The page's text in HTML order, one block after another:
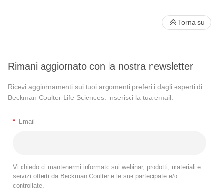
Rimani aggiornato con la nostra newsletter
Ricevi aggiornamenti sui tuoi argomenti preferiti dagli esperti di
Beckman Coulter Life Sciences. Inserisci la tua email.
* Email
Vi chiedo di mantenermi informato sui webinar, prodotti, materiali e
servizi offerti da Beckman Coulter e le sue partecipate e/o
controllate.
Torna su